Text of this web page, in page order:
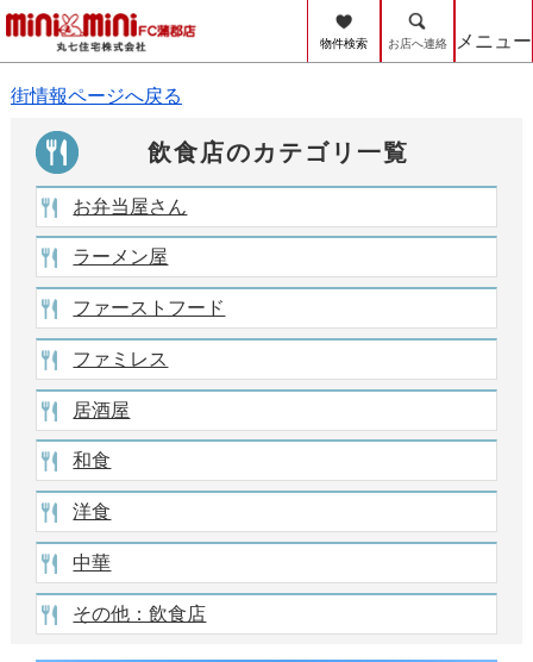
物件検索 お店へ連絡 メニュー
カフェ
街情報ページへ戻る
飲食店のカテゴリ一覧
お弁当屋さん
ラーメン屋
ファーストフード
ファミレス
居酒屋
和食
洋食
中華
その他：飲食店